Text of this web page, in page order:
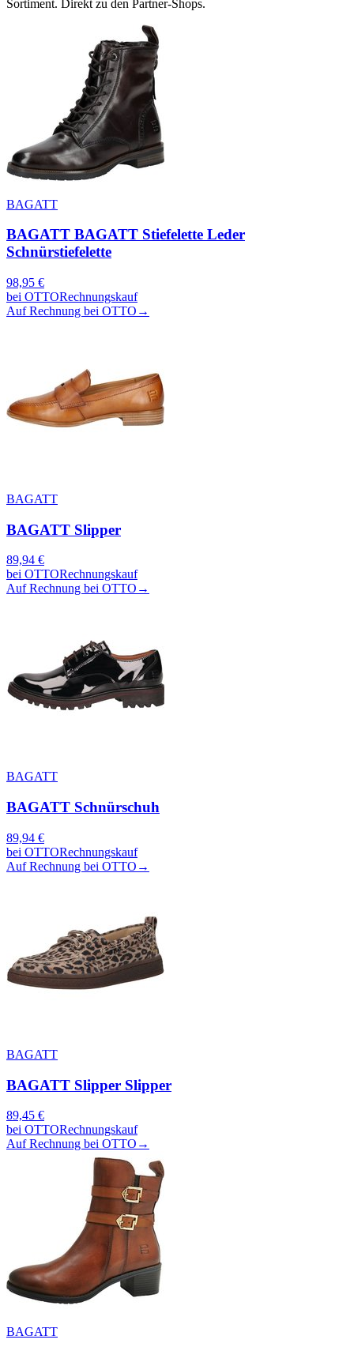
Sortiment. Direkt zu den Partner-Shops.
BAGATT
BAGATT BAGATT Stiefelette Leder
Schnürstiefelette
98,95 €
bei OTTORechnungskauf
Auf Rechnung bei OTTO →
BAGATT
BAGATT Slipper
89,94 €
bei OTTORechnungskauf
Auf Rechnung bei OTTO →
BAGATT
BAGATT Schnürschuh
89,94 €
bei OTTORechnungskauf
Auf Rechnung bei OTTO →
BAGATT
BAGATT Slipper Slipper
89,45 €
bei OTTORechnungskauf
Auf Rechnung bei OTTO →
BAGATT